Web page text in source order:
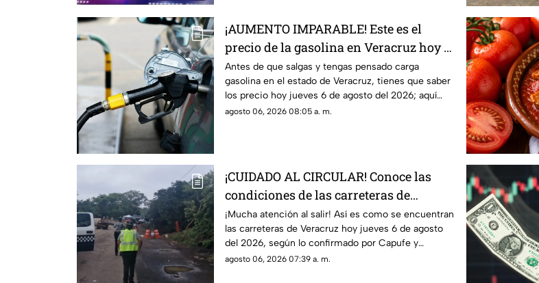
¡AUMENTO IMPARABLE! Este es el
precio de la gasolina en Veracruz hoy 6
de agosto 2026
Antes de que salgas y tengas pensado carga
gasolina en el estado de Veracruz, tienes que saber
los precio hoy jueves 6 de agosto del 2026; aquí
detalles.
agosto 06, 2026 08:05 a. m.
¡CUIDADO AL CIRCULAR! Conoce las
condiciones de las carreteras de
Veracruz hoy 6 de agosto 2026
¡Mucha atención al salir! Así es como se encuentran
las carreteras de Veracruz hoy jueves 6 de agosto
del 2026, según lo confirmado por Capufe y
autoridades
agosto 06, 2026 07:39 a. m.